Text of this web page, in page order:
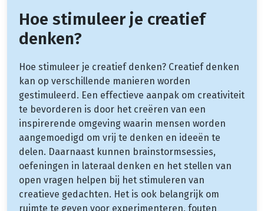
Hoe stimuleer je creatief
denken?
Hoe stimuleer je creatief denken? Creatief denken
kan op verschillende manieren worden
gestimuleerd. Een effectieve aanpak om creativiteit
te bevorderen is door het creëren van een
inspirerende omgeving waarin mensen worden
aangemoedigd om vrij te denken en ideeën te
delen. Daarnaast kunnen brainstormsessies,
oefeningen in lateraal denken en het stellen van
open vragen helpen bij het stimuleren van
creatieve gedachten. Het is ook belangrijk om
ruimte te geven voor experimenteren, fouten